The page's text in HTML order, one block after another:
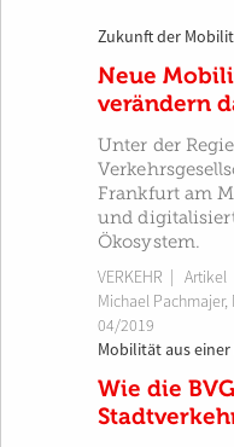
Zukunft der
Neue
verändern
Unter der
Frankfurt am
und
Ökosystem.
VERKEHR | Artikel
Michael Pachmajer,
04/2019
Mobilität aus einer
Wie die